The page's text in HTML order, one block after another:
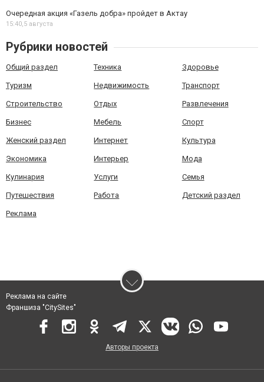
Очередная акция «Газель добра» пройдет в Актау
15:40,5 августа
Рубрики новостей
Общий раздел Техника Здоровье
Туризм Недвижимость Транспорт
Строительство Отдых Развлечения
Бизнес Мебель Спорт
Женский раздел Интернет Культура
Экономика Интерьер Мода
Кулинария Услуги Семья
Путешествия Работа Детский раздел
Реклама
Реклама на сайте
Франшиза "CitySites"
Авторы проекта